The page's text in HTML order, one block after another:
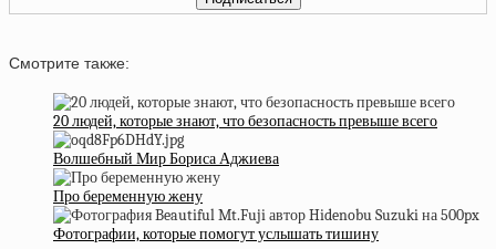
Смотрите также:
20 людей, которые знают, что безопасность превыше всего
Волшебный Мир Бориса Аджиева
Про беременную жену
Фотографии, которые помогут услышать тишину